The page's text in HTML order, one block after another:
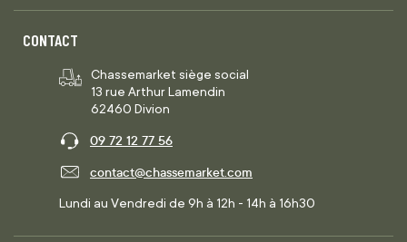
CONTACT
Chassemarket siège social
13 rue Arthur Lamendin
62460 Divion
09 72 12 77 56
contact@chassemarket.com
Lundi au Vendredi de 9h à 12h - 14h à 16h30